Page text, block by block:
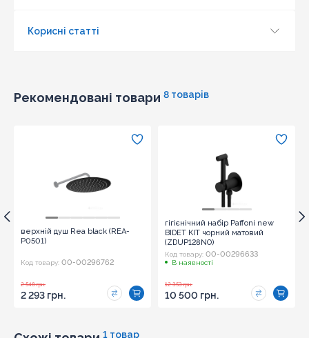
Корисні статті
Рекомендовані товари 8 товарів
верхній душ Rea black (REA-
P0501)
Код товару: 00-00296762
2 548 грн.
2 293 грн.
гігієнічний набір Paffoni new
BIDET KIT чорний матовий
(ZDUP128NO)
Код товару: 00-00296633
В наявності
12 353 грн.
10 500 грн.
1 товар
Оновити капчу